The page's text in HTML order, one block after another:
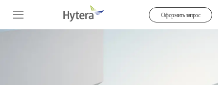
Оформить запрос